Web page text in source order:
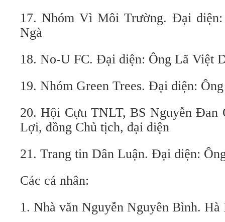
17. Nhóm Vì Môi Trường. Đại
Ngà
18. No-U FC. Đại diện: Ông Lã Việt
19. Nhóm Green Trees. Đại diện:
20. Hội Cựu TNLT, BS Nguyễn Đan
Lợi, đồng Chủ tịch, đại diện
21. Trang tin Dân Luận. Đại diện:
Các cá nhân:
1. Nhà văn Nguyễn Nguyên Bình. Hà